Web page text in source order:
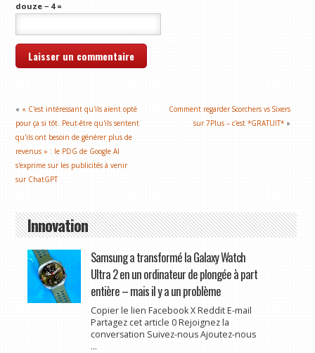
douze − 4 =
« « C'est intéressant qu'ils aient opté
pour ça si tôt. Peut-être qu'ils sentent
qu'ils ont besoin de générer plus de
revenus » : le PDG de Google AI
s'exprime sur les publicités à venir
sur ChatGPT
Comment regarder Scorchers vs Sixers
sur 7Plus – c'est *GRATUIT* »
Innovation
Samsung a transformé la Galaxy Watch
Ultra 2 en un ordinateur de plongée à part
entière – mais il y a un problème
Copier le lien Facebook X Reddit E-mail
Partagez cet article 0 Rejoignez la
conversation Suivez-nous Ajoutez-nous
...